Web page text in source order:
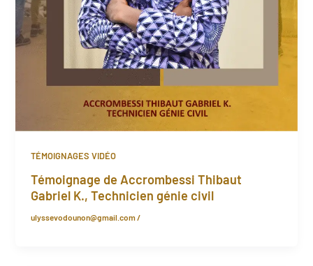
TÉMOIGNAGES VIDÉO
Témoignage de Accrombessi Thibaut
Gabriel K., Technicien génie civil
ulyssevodounon@gmail.com /